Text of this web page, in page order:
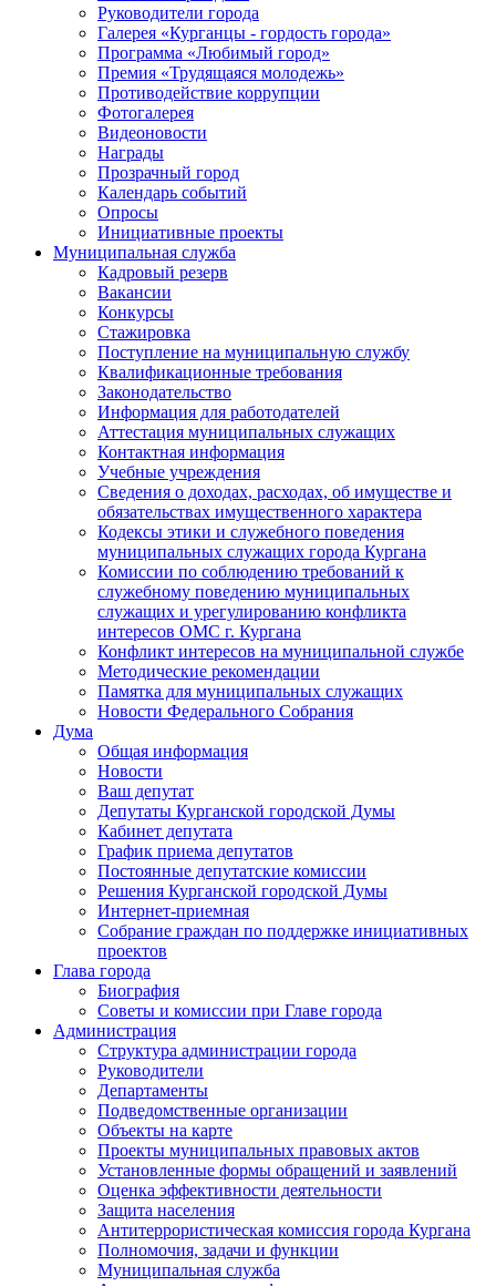
Руководители города
Галерея «Курганцы - гордость города»
Программа «Любимый город»
Премия «Трудящаяся молодежь»
Противодействие коррупции
Фотогалерея
Видеоновости
Награды
Прозрачный город
Календарь событий
Опросы
Инициативные проекты
Муниципальная служба
Кадровый резерв
Вакансии
Конкурсы
Стажировка
Поступление на муниципальную службу
Квалификационные требования
Законодательство
Информация для работодателей
Аттестация муниципальных служащих
Контактная информация
Учебные учреждения
Сведения о доходах, расходах, об имуществе и
обязательствах имущественного характера
Кодексы этики и служебного поведения
муниципальных служащих города Кургана
Комиссии по соблюдению требований к
служебному поведению муниципальных
служащих и урегулированию конфликта
интересов ОМС г. Кургана
Конфликт интересов на муниципальной службе
Методические рекомендации
Памятка для муниципальных служащих
Новости Федерального Cобрания
Дума
Общая информация
Новости
Ваш депутат
Депутаты Курганской городской Думы
Кабинет депутата
График приема депутатов
Постоянные депутатские комиссии
Решения Курганской городской Думы
Интернет-приемная
Собрание граждан по поддержке инициативных
проектов
Глава города
Биография
Советы и комиссии при Главе города
Администрация
Структура администрации города
Руководители
Департаменты
Подведомственные организации
Объекты на карте
Проекты муниципальных правовых актов
Установленные формы обращений и заявлений
Оценка эффективности деятельности
Защита населения
Антитеррористическая комиссия города Кургана
Полномочия, задачи и функции
Муниципальная служба